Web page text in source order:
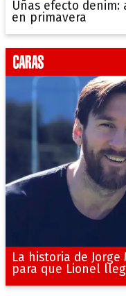
Uñas efecto
en primavera
La historia de
para que Lionel